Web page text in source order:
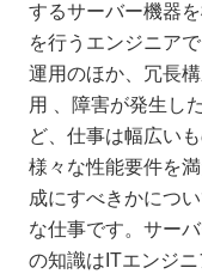
するサーバー機器
を行うエンジニア
運用のほか、冗長
用 、障害が発生し
ど、仕事は幅広いも
様々な性能要件を
成にすべきかにつ
な仕事です。サー
の知識はITエンジ